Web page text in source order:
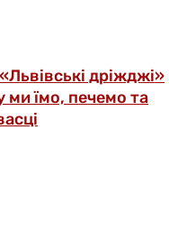
дріжджі»
ми їмо, печемо та